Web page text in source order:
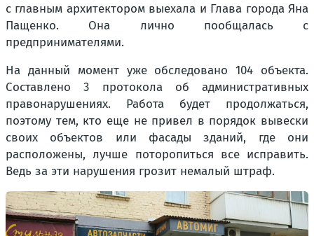
с главным архитектором выехала и Глава города Яна
Пащенко. Она лично пообщалась с
предпринимателями.
На данный момент уже обследовано 104 объекта.
Составлено 3 протокола об административных
правонарушениях. Работа будет продолжаться,
поэтому тем, кто еще не привел в порядок вывески
своих объектов или фасады зданий, где они
расположены, лучше поторопиться все исправить.
Ведь за эти нарушения грозит немалый штраф.